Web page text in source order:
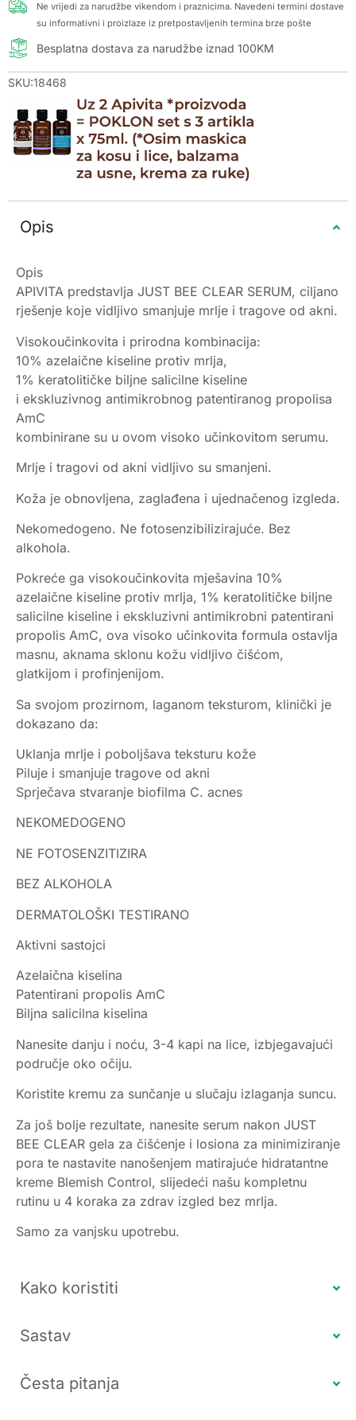
Ne vrijedi za narudžbe vikendom i praznicima. Navedeni termini dostave
su informativni i proizlaze iz pretpostavljenih termina brze pošte
Besplatna dostava za narudžbe iznad 100KM
SKU:18468
Opis
Opis
APIVITA predstavlja JUST BEE CLEAR SERUM, ciljano
rješenje koje vidljivo smanjuje mrlje i tragove od akni.
Visokoučinkovita i prirodna kombinacija:
10% azelaične kiseline protiv mrlja,
1% keratolitičke biljne salicilne kiseline
i ekskluzivnog antimikrobnog patentiranog propolisa
AmC
kombinirane su u ovom visoko učinkovitom serumu.
Mrlje i tragovi od akni vidljivo su smanjeni.
Koža je obnovljena, zaglađena i ujednačenog izgleda.
Nekomedogeno. Ne fotosenzibilizirajuće. Bez
alkohola.
Pokreće ga visokoučinkovita mješavina 10%
azelaične kiseline protiv mrlja, 1% keratolitičke biljne
salicilne kiseline i ekskluzivni antimikrobni patentirani
propolis AmC, ova visoko učinkovita formula ostavlja
masnu, aknama sklonu kožu vidljivo čišćom,
glatkijom i profinjenijom.
Sa svojom prozirnom, laganom teksturom, klinički je
dokazano da:
Uklanja mrlje i poboljšava teksturu kože
Piluje i smanjuje tragove od akni
Sprječava stvaranje biofilma C. acnes
NEKOMEDOGENO
NE FOTOSENZITIZIRA
BEZ ALKOHOLA
DERMATOLOŠKI TESTIRANO
Aktivni sastojci
Azelaična kiselina
Patentirani propolis AmC
Biljna salicilna kiselina
Nanesite danju i noću, 3-4 kapi na lice, izbjegavajući
područje oko očiju.
Koristite kremu za sunčanje u slučaju izlaganja suncu.
Za još bolje rezultate, nanesite serum nakon JUST
BEE CLEAR gela za čišćenje i losiona za minimiziranje
pora te nastavite nanošenjem matirajuće hidratantne
kreme Blemish Control, slijedeći našu kompletnu
rutinu u 4 koraka za zdrav izgled bez mrlja.
Samo za vanjsku upotrebu.
Kako koristiti
Sastav
Česta pitanja